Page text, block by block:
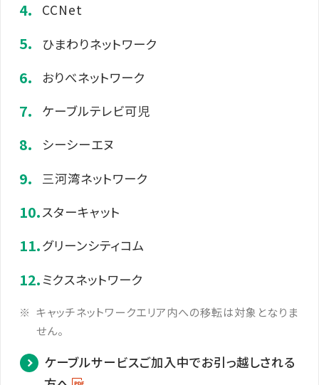
CCNet
ひまわりネットワーク
おりべネットワーク
ケーブルテレビ可児
シーシーエヌ
三河湾ネットワーク
スターキャット
グリーンシティコム
ミクスネットワーク
キャッチネットワークエリア内への移転は対象となりま
せん。
ケーブルサービスご加入中でお引っ越しされる